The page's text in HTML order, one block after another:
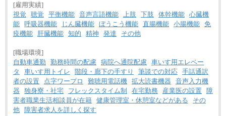
■(株)JTBビジネストランスフォーム
有期契約職 月給185,000～195,000円
※詳細はJTBキャリアサイトよりご確認ください。
中途：
①月給227,000円以上
②月給212,000円以上
③月給172,500円以上
④月給23万円～37万円
⑤月給20万円～25万円
⑥月給33万円～48万円
⑦月給271,000円以上
[雇用実績]
視覚
聴覚 平衡機能 音声言語機能 上肢 下肢 体幹機能 心臓機
能 呼吸器機能 じん臓機能 ぼうこう機能 直腸機能 小腸機能 免
疫機能
肝臓機能 知的 精神 発達 その他
[職場環境]
自動車通勤
勤務時間の配慮 病院へ通院配慮 車いす用エレベー
タ
車いす用トイレ 階段・廊下の手すり 筆談での対応 手話通訳
者の設置
点字ワープロ 難聴用電話機 拡大読書機器
音声入力機
器
独身寮・社宅 フレックスタイム制 在宅勤務 産業医の設置
障
害者職業生活相談員が在籍 健康管理室・休憩室などがある
その
他
障害者求人を詳しく探す